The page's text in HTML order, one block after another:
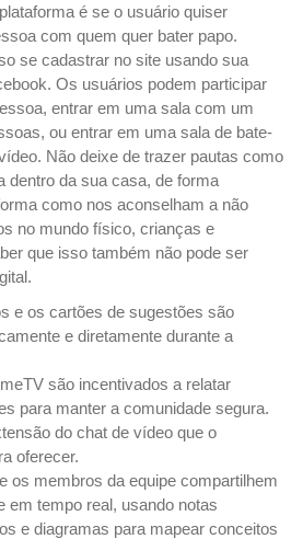
é se o usuário quiser
com quem quer bater papo.
se cadastrar no site usando sua
Os usuários podem participar
entrar em uma sala com um
ou entrar em uma sala de bate-
Não deixe de trazer pautas como
dentro da sua casa, de forma
como nos aconselham a não
no mundo físico, crianças e
que isso também não pode ser
e os cartões de sugestões são
e diretamente durante a
são incentivados a relatar
para manter a comunidade segura.
do chat de vídeo que o
oferecer.
os membros da equipe compartilhem
em tempo real, usando notas
e diagramas para mapear conceitos